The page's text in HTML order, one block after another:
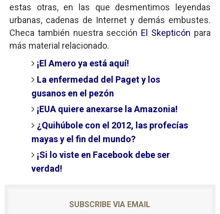
estas otras, en las que desmentimos leyendas
urbanas, cadenas de Internet y demás embustes.
Checa también nuestra sección El Skepticón para
más material relacionado.
¡El Amero ya está aquí!
La enfermedad del Paget y los
gusanos en el pezón
¡EUA quiere anexarse la Amazonia!
¿Quihúbole con el 2012, las profecías
mayas y el fin del mundo?
¡Si lo viste en Facebook debe ser
verdad!
SUBSCRIBE VIA EMAIL